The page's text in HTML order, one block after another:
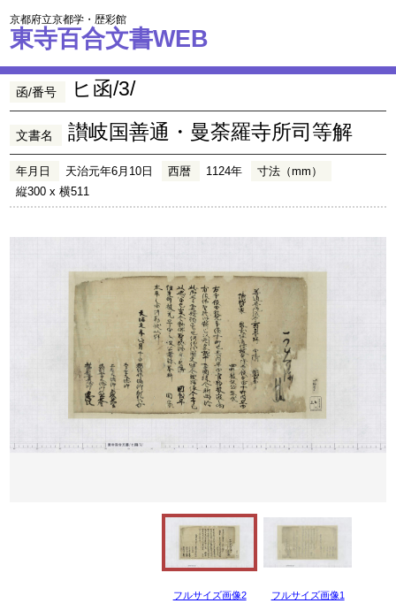
京都府立京都学・歴彩館
東寺百合文書WEB
函/番号 ヒ函/3/
文書名 讃岐国善通・曼荼羅寺所司等解
年月日 天治元年6月10日 西暦 1124年
寸法（mm）
縦300 x 横511
フルサイズ画像2 フルサイズ画像1